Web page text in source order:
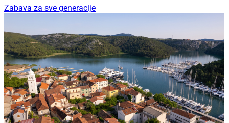
Zabava za sve generacije